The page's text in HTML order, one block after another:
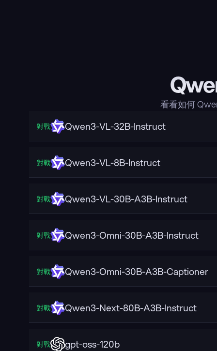
看看如何
對戰 Qwen3-VL-32B-Instruct
對戰 Qwen3-VL-8B-Instruct
對戰 Qwen3-VL-30B-A3B-Instruct
對戰 Qwen3-Omni-30B-A3B-Instruct
對戰 Qwen3-Omni-30B-A3B-Captioner
對戰 Qwen3-Next-80B-A3B-Instruct
對戰 gpt-oss-120b